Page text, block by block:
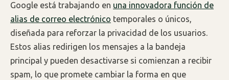
Google está trabajando en una innovadora función de
alias de correo electrónico temporales o únicos,
diseñada para reforzar la privacidad de los usuarios.
Estos alias redirigen los mensajes a la bandeja
principal y pueden desactivarse si comienzan a recibir
spam, lo que promete cambiar la forma en que